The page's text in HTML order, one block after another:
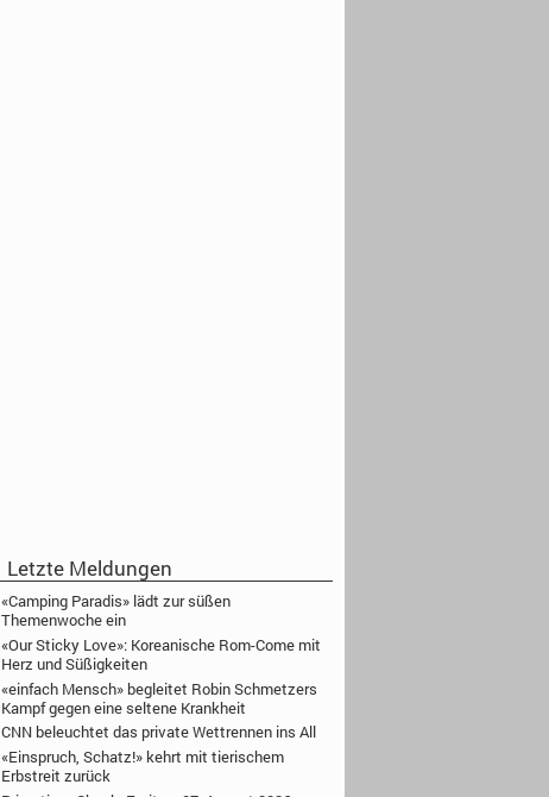
Letzte Meldungen
«Camping Paradis» lädt zur süßen
Themenwoche ein
«Our Sticky Love»: Koreanische Rom-Come mit
Herz und Süßigkeiten
«einfach Mensch» begleitet Robin Schmetzers
Kampf gegen eine seltene Krankheit
CNN beleuchtet das private Wettrennen ins All
«Einspruch, Schatz!» kehrt mit tierischem
Erbstreit zurück